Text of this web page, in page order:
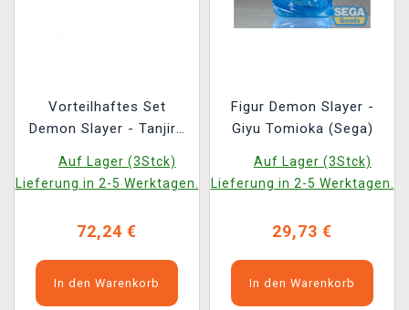
Vorteilhaftes Set
Demon Slayer - Tanjiro
Tomioka (Sega)
Auf Lager (3Stck)
Lieferung in 2-5 Werktagen.
72,24 €
In den Warenkorb
Figur Demon Slayer -
Giyu Tomioka (Sega)
Auf Lager (3Stck)
Lieferung in 2-5 Werktagen.
29,73 €
In den Warenkorb